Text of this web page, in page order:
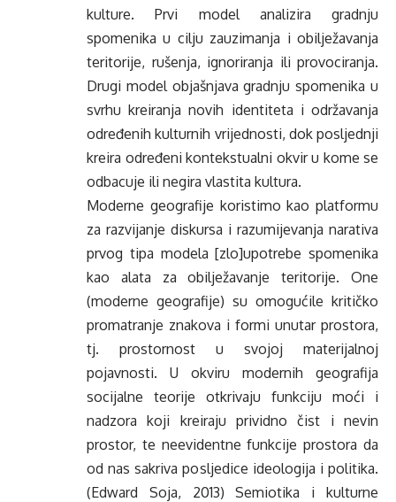
kulture. Prvi model analizira gradnju
spomenika u cilju zauzimanja i obilježavanja
teritorije, rušenja, ignoriranja ili provociranja.
Drugi model objašnjava gradnju spomenika u
svrhu kreiranja novih identiteta i održavanja
određenih kulturnih vrijednosti, dok posljednji
kreira određeni kontekstualni okvir u kome se
odbacuje ili negira vlastita kultura.
Moderne geografije koristimo kao platformu
za razvijanje diskursa i razumijevanja narativa
prvog tipa modela [zlo]upotrebe spomenika
kao alata za obilježavanje teritorije. One
(moderne geografije) su omogućile kritičko
promatranje znakova i formi unutar prostora,
tj. prostornost u svojoj materijalnoj
pojavnosti. U okviru modernih geografija
socijalne teorije otkrivaju funkciju moći i
nadzora koji kreiraju prividno čist i nevin
prostor, te neevidentne funkcije prostora da
od nas sakriva posljedice ideologija i politika.
(Edward Soja, 2013) Semiotika i kulturne